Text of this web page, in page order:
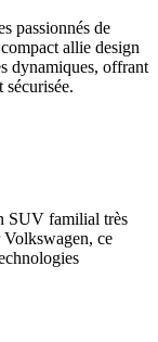
passionnés de
allie design
dynamiques, offrant
sécurisée.
SUV familial très
Volkswagen, ce